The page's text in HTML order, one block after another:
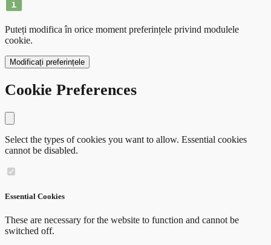
Puteți modifica în orice moment preferințele privind modulele
cookie.
Modificați preferințele
Cookie Preferences
Select the types of cookies you want to allow. Essential cookies
cannot be disabled.
Essential Cookies
These are necessary for the website to function and cannot be
switched off.